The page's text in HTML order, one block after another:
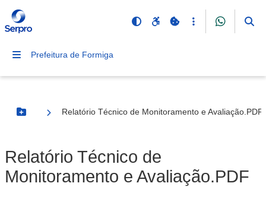
Prefeitura de Formiga
Botão Menu
Relatório Técnico de Monitoramento e Avaliação.PDF
Relatório Técnico de
Monitoramento e Avaliação.PDF